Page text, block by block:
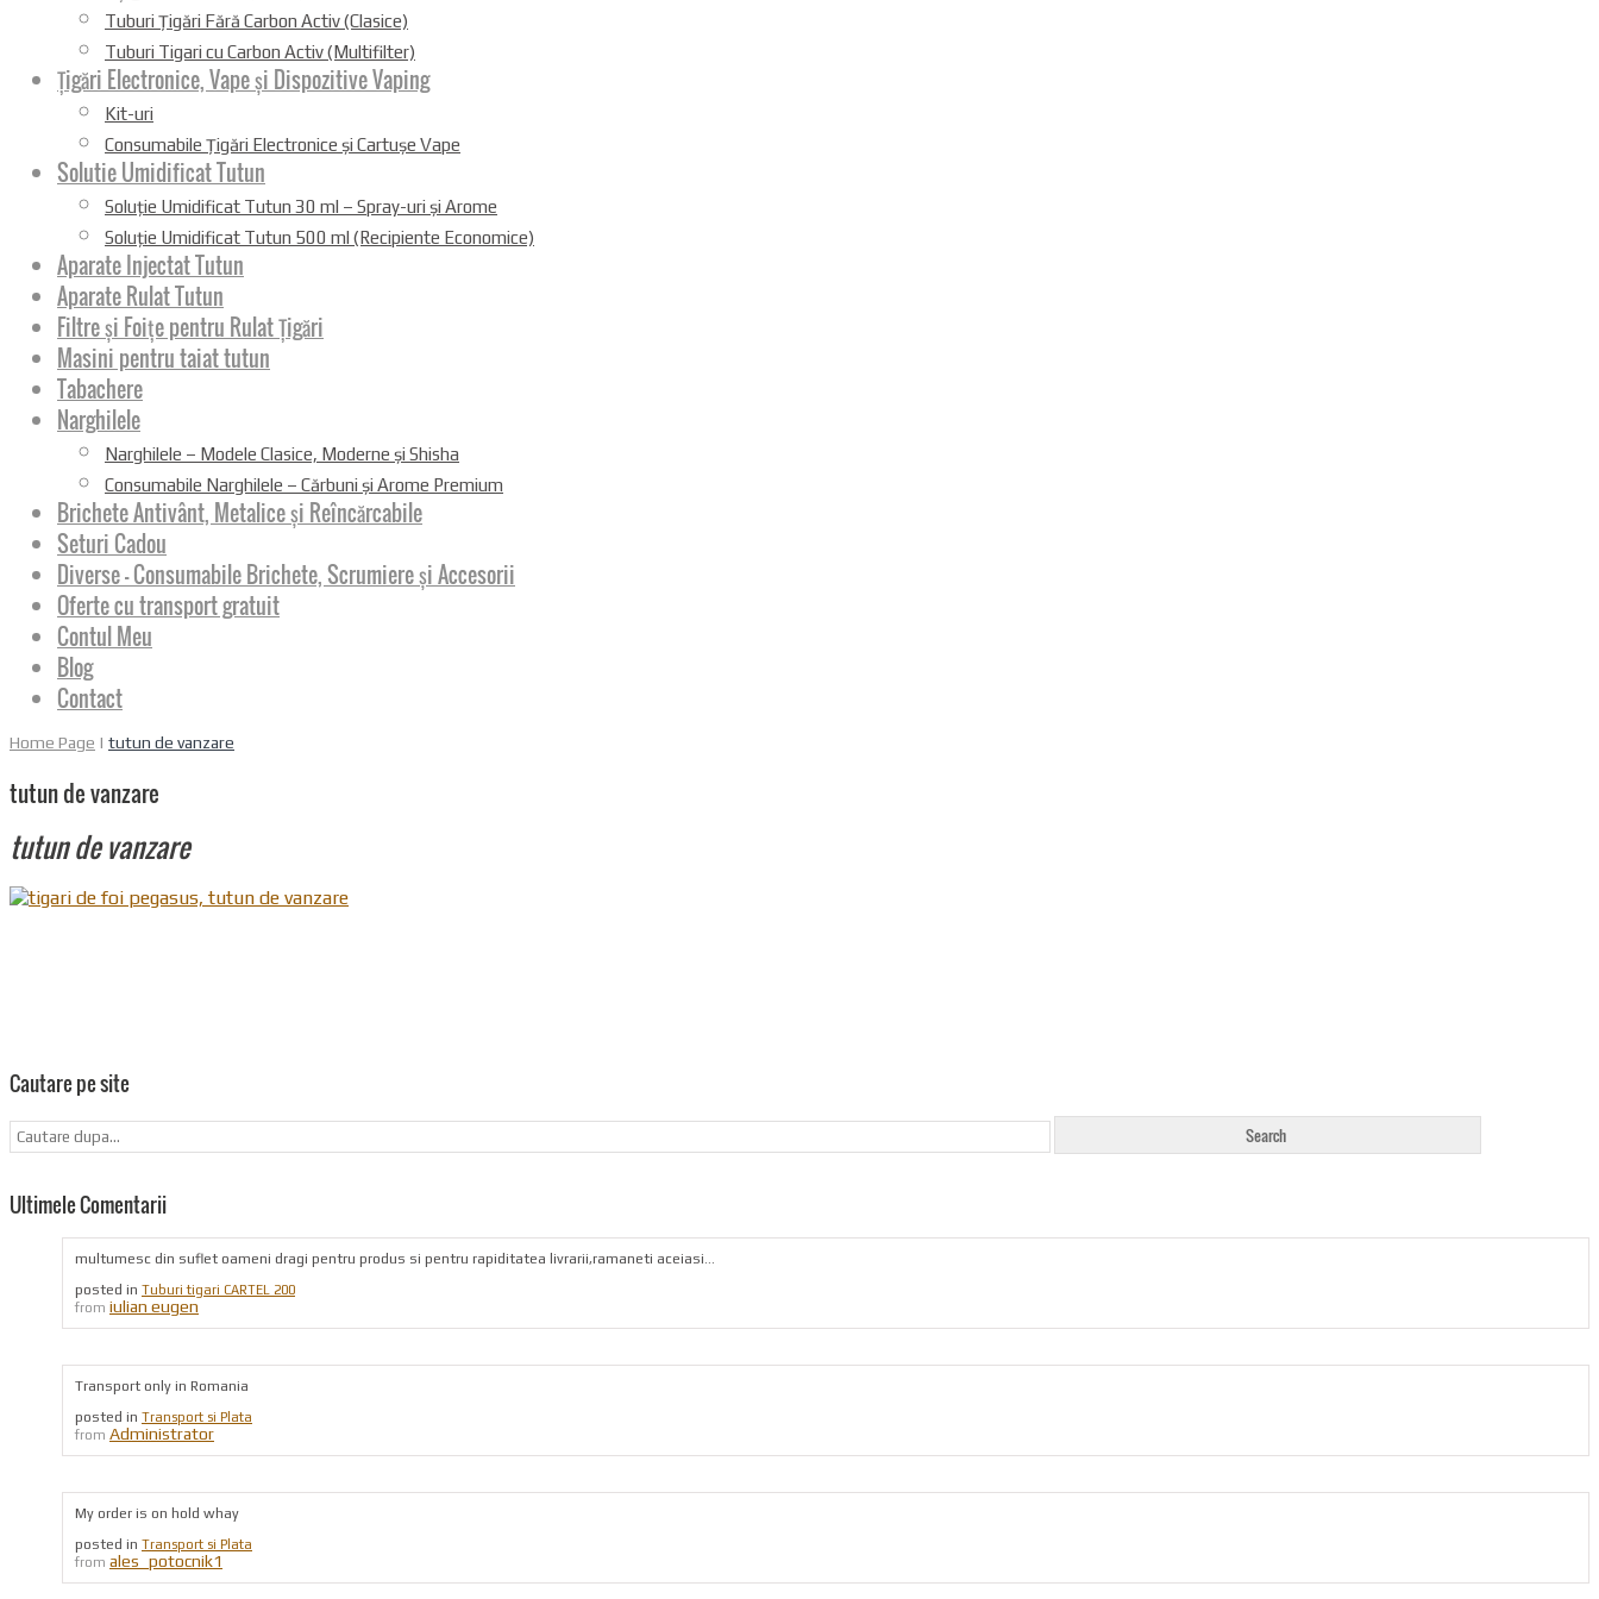
Tuburi Țigări Fără Carbon Activ (Clasice)
Tuburi Tigari cu Carbon Activ (Multifilter)
Țigări Electronice, Vape și Dispozitive Vaping
Kit-uri
Consumabile Țigări Electronice și Cartușe Vape
Solutie Umidificat Tutun
Soluție Umidificat Tutun 30 ml – Spray-uri și Arome
Soluție Umidificat Tutun 500 ml (Recipiente Economice)
Aparate Injectat Tutun
Aparate Rulat Tutun
Filtre și Foițe pentru Rulat Țigări
Masini pentru taiat tutun
Tabachere
Narghilele
Narghilele – Modele Clasice, Moderne și Shisha
Consumabile Narghilele – Cărbuni și Arome Premium
Brichete Antivânt, Metalice și Reîncărcabile
Seturi Cadou
Diverse – Consumabile Brichete, Scrumiere și Accesorii
Oferte cu transport gratuit
Contul Meu
Blog
Contact
Home Page | tutun de vanzare
tutun de vanzare
tutun de vanzare
Cautare pe site
Ultimele Comentarii
multumesc din suflet oameni dragi pentru produs si pentru rapiditatea livrarii,ramaneti aceiasi...
posted in Tuburi tigari CARTEL 200
from iulian eugen
Transport only in Romania
posted in Transport si Plata
from Administrator
My order is on hold whay
posted in Transport si Plata
from ales_potocnik1